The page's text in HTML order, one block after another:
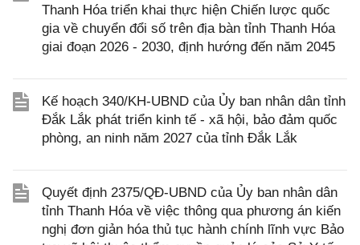
Thanh Hóa triển khai thực hiện Chiến lược quốc
gia về chuyển đổi số trên địa bàn tỉnh Thanh Hóa
giai đoạn 2026 - 2030, định hướng đến năm 2045
Kế hoạch 340/KH-UBND của Ủy ban nhân dân tỉnh
Đắk Lắk phát triển kinh tế - xã hội, bảo đảm quốc
phòng, an ninh năm 2027 của tỉnh Đắk Lắk
Quyết định 2375/QĐ-UBND của Ủy ban nhân dân
tỉnh Thanh Hóa về việc thông qua phương án kiến
nghị đơn giản hóa thủ tục hành chính lĩnh vực Bảo